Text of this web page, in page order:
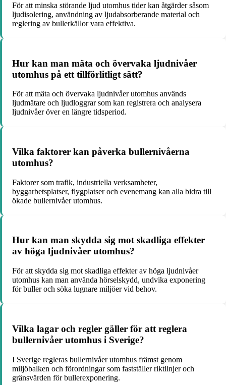
För att minska störande ljud utomhus tider kan åtgärder såsom
ljudisolering, användning av ljudabsorberande material och
reglering av bullerkällor vara effektiva.
Hur kan man mäta och övervaka ljudnivåer
utomhus på ett tillförlitligt sätt?
För att mäta och övervaka ljudnivåer utomhus används
ljudmätare och ljudloggrar som kan registrera och analysera
ljudnivåer över en längre tidsperiod.
Vilka faktorer kan påverka bullernivåerna
utomhus?
Faktorer som trafik, industriella verksamheter,
byggarbetsplatser, flygplatser och evenemang kan alla bidra till
ökade bullernivåer utomhus.
Hur kan man skydda sig mot skadliga effekter
av höga ljudnivåer utomhus?
För att skydda sig mot skadliga effekter av höga ljudnivåer
utomhus kan man använda hörselskydd, undvika exponering
för buller och söka lugnare miljöer vid behov.
Vilka lagar och regler gäller för att reglera
bullernivåer utomhus i Sverige?
I Sverige regleras bullernivåer utomhus främst genom
miljöbalken och förordningar som fastställer riktlinjer och
gränsvärden för bullerexponering.